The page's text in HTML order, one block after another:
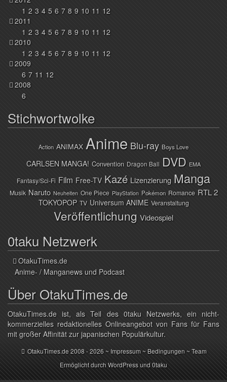
1 2 3 4 5 6 7 8 9 10 11 12
2011
1 2 3 4 5 6 7 8 9 10 11 12
2010
1 2 3 4 5 6 7 8 9 10 11 12
2009
6 7 11 12
2008
6
Stichwortwolke
Action ANIMAX Anime Blu-ray Boys Love
CARLSEN MANGA! Convention Dragon Ball DVD EMA
Fantasy/Sci-Fi Film Free-TV Kazé Lizenzierung Manga
Musik Naruto Neuheiten One Piece PlayStation Pokémon Romance RTL 2
TOKYOPOP TV Universum ANIME Veranstaltung
Veröffentlichung Videospiel
0taku Netzwerk
OtakuTimes.de
Anime- / Manganews und Podcast
Über OtakuTimes.de
OtakuTimes.de ist, als Teil des 0taku Netzwerks, ein nicht-
kommerzielles redaktionelles Onlineangebot von Fans für Fans
mit großer Affinität zur japanischen Populärkultur.
OtakuTimes.de2008 - 2026 ~ Impressum ~ Bedingungen ~Team
Ermöglicht durchWordPressund0taku